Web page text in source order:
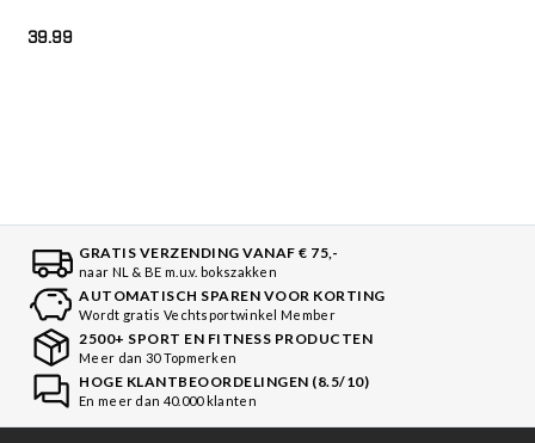
39.99
GRATIS VERZENDING VANAF € 75,-
naar NL & BE m.u.v. bokszakken
AUTOMATISCH SPAREN VOOR KORTING
Wordt gratis Vechtsportwinkel Member
2500+ SPORT EN FITNESS PRODUCTEN
Meer dan 30 Topmerken
HOGE KLANTBEOORDELINGEN (8.5/10)
En meer dan 40.000 klanten